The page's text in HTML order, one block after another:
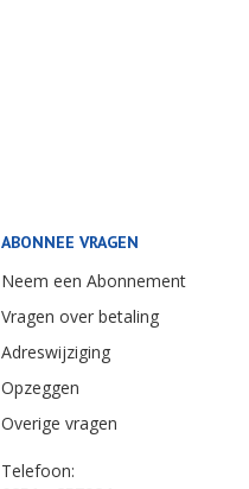
ABONNEE VRAGEN
Neem een Abonnement
Vragen over betaling
Adreswijziging
Opzeggen
Overige vragen
Telefoon: